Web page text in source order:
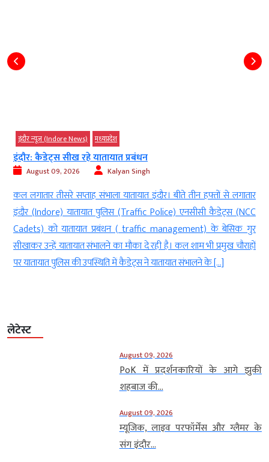
इंदौर न्यूज़ (Indore News) मध्‍यप्रदेश
इंदौर: अब स्कूलों में भी छात्रों की ऑनलाइन...
August 09, 2026 Kalyan Singh
इंदौर। स्कूल (schools) में कौन विद्यार्थी (students) रोज आ रहा है और कौन
लगातार कक्षाओं से गायब है, अब इसका हिसाब सिर्फ रजिस्टर के पन्नों (Pages
of the register) तक सीमित नहीं रहेगा। प्रदेश के सरकारी स्कूलों
(Government schools) में कक्षा 9वीं से 12वीं तक पढ़ने वाले विद्यार्थियों की
दैनिक उपस्थिति अब ऑनलाइन दर्ज की […]
लेटेस्ट
August 09, 2026
PoK में प्रदर्शनकारियों के आगे झुकी
शहबाज की...
August 09, 2026
म्यूजिक, लाइव परफॉर्मेंस और ग्लैमर के
संग इंदौर...